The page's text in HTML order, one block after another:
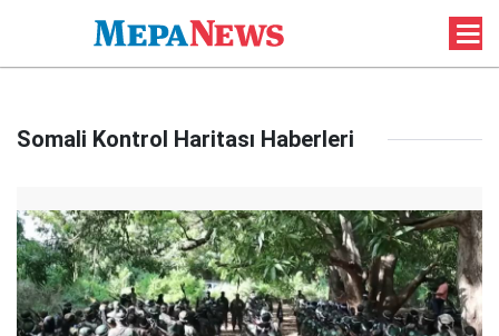
Somali Kontrol Haritası Haberleri